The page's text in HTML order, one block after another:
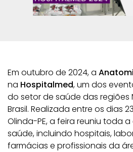
Em outubro de 2024, a
na Hospitalmed, um dos
do setor de saúde das regiões
Brasil. Realizada entre os dias
Olinda-PE, a feira reuniu toda
saúde, incluindo hospitais,
farmácias e profissionais da